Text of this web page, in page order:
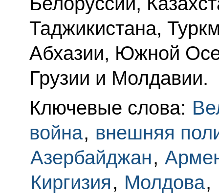
Таджикистана,
Абхазии, Южной
Грузии и Молдавии.
Ключевые слова:
война, внешняя
Азербайджан,
Киргизия, Молдова,